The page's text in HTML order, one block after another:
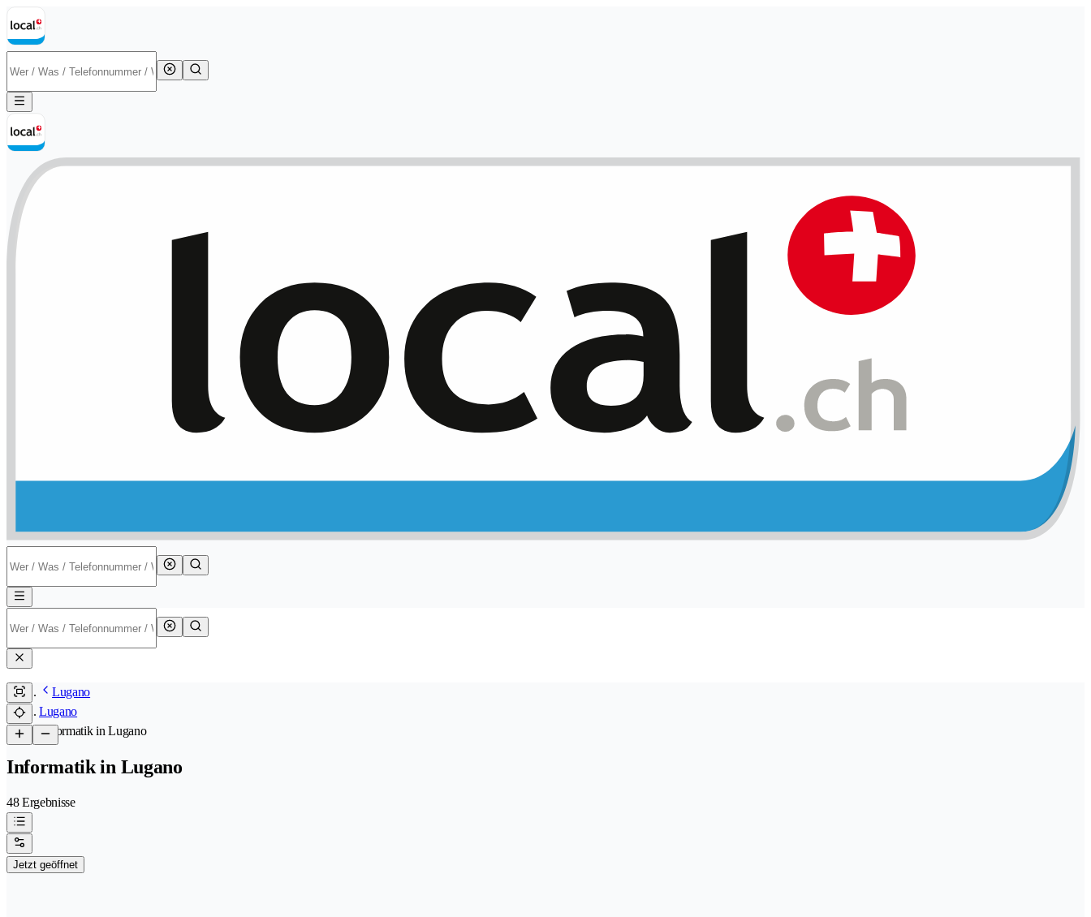
Lugano
Lugano
/Informatik in Lugano
Informatik in Lugano
48 Ergebnisse
Jetzt geöffnet